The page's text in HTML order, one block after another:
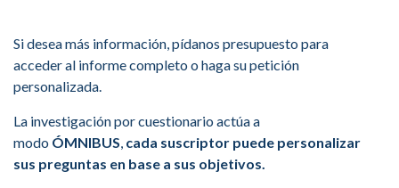
Si desea más información, pídanos presupuesto para
acceder al informe completo o haga su petición
personalizada.
La investigación por cuestionario actúa a
modo ÓMNIBUS cada suscriptor puede personalizar
sus preguntas en base a sus objetivos.